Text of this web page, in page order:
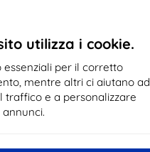
utilizza i cookie.
essenziali per il corretto
mentre altri ci aiutano ad
traffico e a personalizzare